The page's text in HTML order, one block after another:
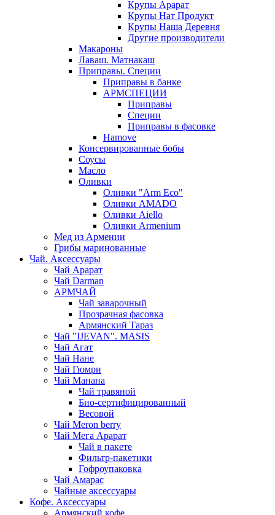
Крупы Арарат
Крупы Нат Продукт
Крупы Наша Деревня
Другие производители
Макароны
Лаваш. Матнакаш
Приправы. Специи
Приправы в банке
АРМСПЕЦИИ
Приправы
Специи
Приправы в фасовке
Hamove
Консервированные бобы
Соусы
Масло
Оливки
Оливки "Arm Eco"
Оливки AMADO
Оливки Aiello
Оливки Armenium
Мед из Армении
Грибы маринованные
Чай. Аксессуары
Чай Арарат
Чай Darman
АРМЧАЙ
Чай заварочный
Прозрачная фасовка
Армянский Тараз
Чай "IJEVAN". MASIS
Чай Агат
Чай Нане
Чай Гюмри
Чай Манана
Чай травяной
Био-сертифицированный
Весовой
Чай Meron berry
Чай Мега Арарат
Чай в пакете
Фильтр-пакетики
Гофроупаковка
Чай Амарас
Чайные аксессуары
Кофе. Аксессуары
Армянский кофе